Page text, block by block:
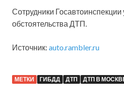
Сотрудники
обстоятельства ДТП.
Источник: auto.rambler.ru
МЕТКИ ГИБДД ДТП ДТП В